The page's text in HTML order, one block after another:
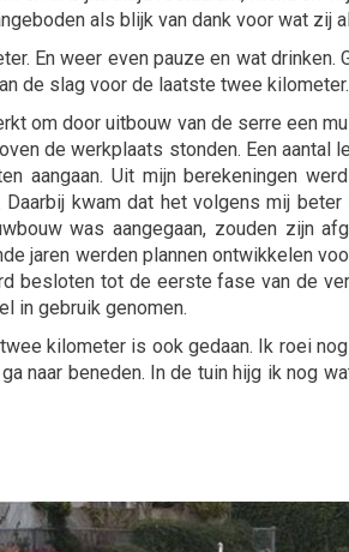
als blijk van dank voor wat zij
En weer even pauze en wat
de slag voor de laatste twee kilometer.
om door uitbouw van de serre een
de werkplaats stonden. Een aantal
aangaan. Uit mijn berekeningen
Daarbij kwam dat het volgens mij
was aangegaan, zouden zijn
jaren werden plannen ontwikkelen
besloten tot de eerste fase van de
in gebruik genomen.
kilometer is ook gedaan. Ik roei
naar beneden. In de tuin hijg ik nog